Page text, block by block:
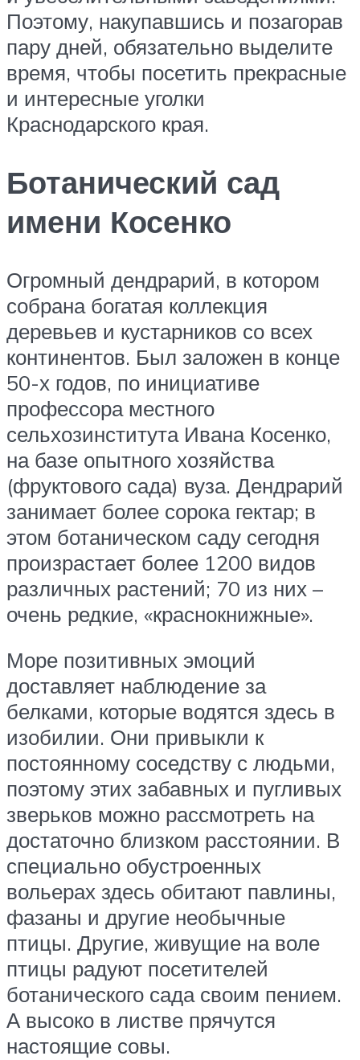
Поэтому, накупавшись и позагорав
пару дней, обязательно выделите
время, чтобы посетить прекрасные
и интересные уголки
Краснодарского края.
Ботанический сад
имени Косенко
Огромный дендрарий, в котором
собрана богатая коллекция
деревьев и кустарников со всех
континентов. Был заложен в конце
50-х годов, по инициативе
профессора местного
сельхозинститута Ивана Косенко,
на базе опытного хозяйства
(фруктового сада) вуза. Дендрарий
занимает более сорока гектар; в
этом ботаническом саду сегодня
произрастает более 1200 видов
различных растений; 70 из них –
очень редкие, «краснокнижные».
Море позитивных эмоций
доставляет наблюдение за
белками, которые водятся здесь в
изобилии. Они привыкли к
постоянному соседству с людьми,
поэтому этих забавных и пугливых
зверьков можно рассмотреть на
достаточно близком расстоянии. В
специально обустроенных
вольерах здесь обитают павлины,
фазаны и другие необычные
птицы. Другие, живущие на воле
птицы радуют посетителей
ботанического сада своим пением.
А высоко в листве прячутся
настоящие совы.